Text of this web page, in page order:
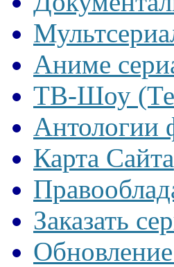
Аниме
ТВ-Шоу
Антологии
Карта Сайта
Заказать